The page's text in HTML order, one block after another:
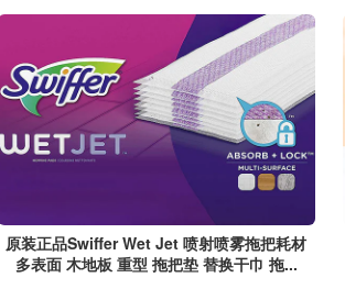
原装正品Swiffer Wet Jet 喷射喷雾拖把耗材
多表面 木地板 重型 拖把垫 替换干巾 拖...